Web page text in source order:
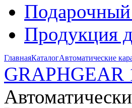
Подарочный
Продукция
ГлавнаяКаталогАвтоматические
GRAPHGEAR